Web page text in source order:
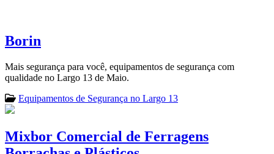
Borin
Mais segurança para você, equipamentos de segurança com
qualidade no Largo 13 de Maio.
Equipamentos de Segurança no Largo 13
Mixbor Comercial de Ferragens